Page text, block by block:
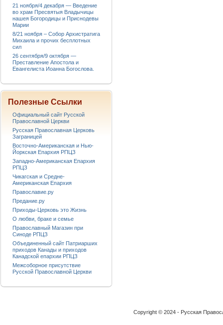
21 ноября/4 декабря — Введение
во храм Пресвятыя Владычицы
нашея Богородицы и Приснодевы
Марии
8/21 ноября – Собор Архистратига
Михаила и прочих бесплотных
сил
26 сентября/9 октября —
Преставление Апостола и
Евангелиста Иоанна Богослова.
Полезные Ссылки
Официальный сайт Русской
Православной Церкви
Русская Православная Церковь
Заграницей
Восточно-Американская и Нью-
Йоркская Епархия РПЦЗ
Западно-Американская Епархия
РПЦЗ
Чикагская и Средне-
Американская Епархия
Православие.ру
Предание.ру
Приходы-Церковь это Жизнь
О любви, браке и семье
Православный Магазин при
Синоде РПЦЗ
Объединенный сайт Патриарших
приходов Канады и приходов
Канадской епархии РПЦЗ
Межсоборное присутствие
Русской Православной Церкви
Copyright © 2024 - Русская